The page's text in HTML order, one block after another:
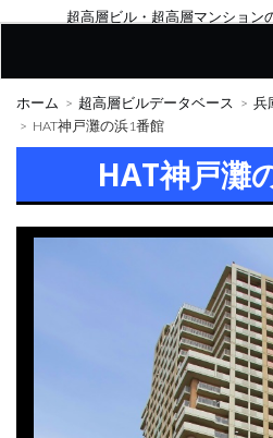
超高層ビル・超高層マンション
ホーム 超高層ビルデータベース 兵
HAT神戸灘の浜1番館
HAT神戸灘